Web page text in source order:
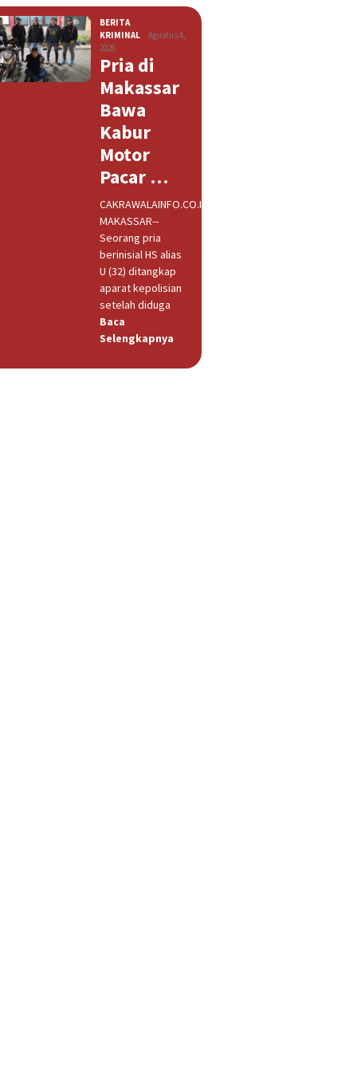
BERITA
KRIMINAL
Agustus 4,
2026
Pria di
Makassar
Bawa
Kabur
Motor
Pacar …
CAKRAWALAINFO.CO.ID,
MAKASSAR--
Seorang pria
berinisial HS alias
U (32) ditangkap
aparat kepolisian
setelah diduga
Baca
Selengkapnya